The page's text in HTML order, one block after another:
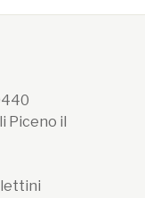
Piceno il